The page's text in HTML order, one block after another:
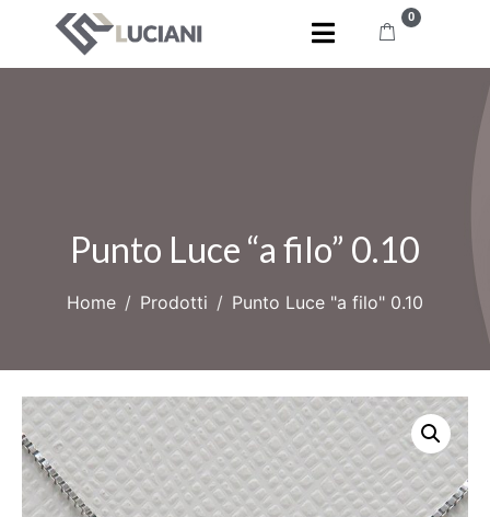
0
Punto Luce “a filo” 0.10
Home Prodotti Punto Luce "a filo" 0.10